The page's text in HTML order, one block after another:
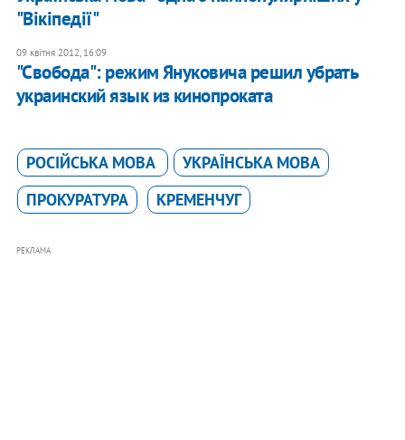
"Вікіпедії"
09 квітня 2012, 16:09
"Свобода": режим Януковича решил убрать
украинский язык из кинопроката
РОСІЙСЬКА МОВА
УКРАЇНСЬКА МОВА
ПРОКУРАТУРА
КРЕМЕНЧУГ
РЕКЛАМА